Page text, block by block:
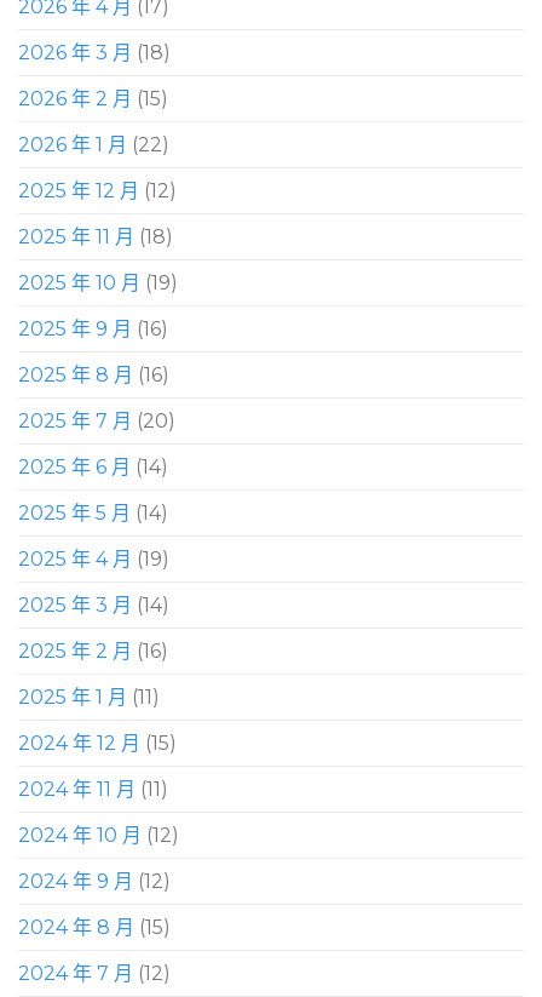
2026 年 4 月 (17)
2026 年 3 月 (18)
2026 年 2 月 (15)
2026 年 1 月 (22)
2025 年 12 月 (12)
2025 年 11 月 (18)
2025 年 10 月 (19)
2025 年 9 月 (16)
2025 年 8 月 (16)
2025 年 7 月 (20)
2025 年 6 月 (14)
2025 年 5 月 (14)
2025 年 4 月 (19)
2025 年 3 月 (14)
2025 年 2 月 (16)
2025 年 1 月 (11)
2024 年 12 月 (15)
2024 年 11 月 (11)
2024 年 10 月 (12)
2024 年 9 月 (12)
2024 年 8 月 (15)
2024 年 7 月 (12)